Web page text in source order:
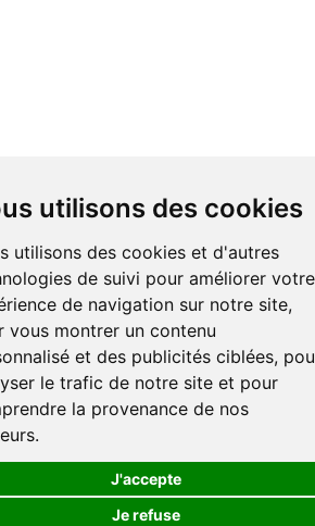
utilisons des cookies
utilisons des cookies et d'autres
de suivi pour améliorer votre
de navigation sur notre site,
vous montrer un contenu
et des publicités ciblées,
le trafic de notre site et pour
la provenance de nos
J'accepte
Je refuse